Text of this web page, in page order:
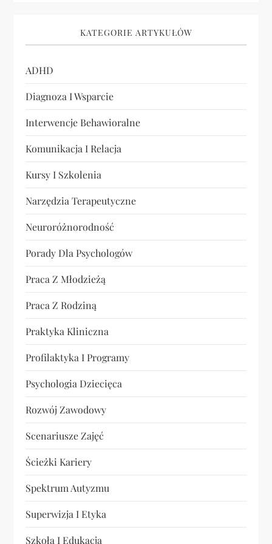
w
w
w
KATEGORIE ARTYKUŁÓW
ADHD
Diagnoza I Wsparcie
Interwencje Behawioralne
Komunikacja I Relacja
Kursy I Szkolenia
Narzędzia Terapeutyczne
Neuroróżnorodność
Porady Dla Psychologów
Praca Z Młodzieżą
Praca Z Rodziną
Praktyka Kliniczna
Profilaktyka I Programy
Psychologia Dziecięca
Rozwój Zawodowy
Scenariusze Zajęć
Ścieżki Kariery
Spektrum Autyzmu
Superwizja I Etyka
Szkoła I Edukacja